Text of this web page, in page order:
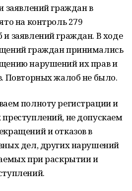
заявлений граж­дан в
на контроль 279
заявлений граж­дан. В ходе
граж­дан принимались
нарушений их прав и
Повторных жалоб не было.
полноту реги­страции и
не допускаем
и отказов в
дел, других нарушений
при раскрытии и